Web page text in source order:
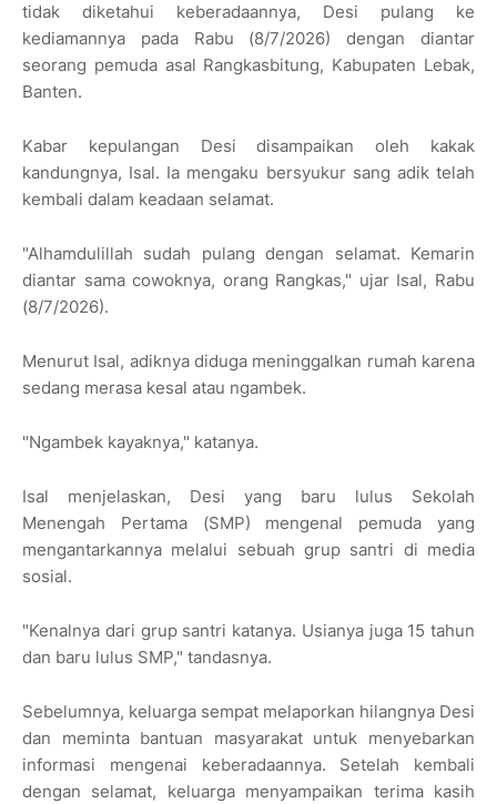
tidak diketahui keberadaannya, Desi pulang ke
kediamannya pada Rabu (8/7/2026) dengan diantar
seorang pemuda asal Rangkasbitung, Kabupaten Lebak,
Banten.
Kabar kepulangan Desi disampaikan oleh kakak
kandungnya, Isal. Ia mengaku bersyukur sang adik telah
kembali dalam keadaan selamat.
"Alhamdulillah sudah pulang dengan selamat. Kemarin
diantar sama cowoknya, orang Rangkas," ujar Isal, Rabu
(8/7/2026).
Menurut Isal, adiknya diduga meninggalkan rumah karena
sedang merasa kesal atau ngambek.
"Ngambek kayaknya," katanya.
Isal menjelaskan, Desi yang baru lulus Sekolah
Menengah Pertama (SMP) mengenal pemuda yang
mengantarkannya melalui sebuah grup santri di media
sosial.
"Kenalnya dari grup santri katanya. Usianya juga 15 tahun
dan baru lulus SMP," tandasnya.
Sebelumnya, keluarga sempat melaporkan hilangnya Desi
dan meminta bantuan masyarakat untuk menyebarkan
informasi mengenai keberadaannya. Setelah kembali
dengan selamat, keluarga menyampaikan terima kasih